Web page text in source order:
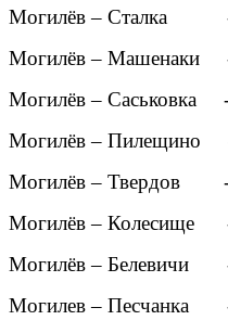
Могилёв –
Могилёв –
Могилёв –
Могилёв –
Могилёв – Твердов
Могилёв –
Могилёв –
Могилев –